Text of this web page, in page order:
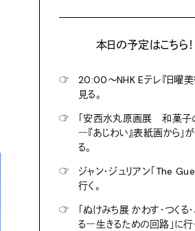
本日の予定はこちら！
☞
20:00〜NHK Eテレ『日曜美
見る。
☞
「安西水丸原画展 和菓子
―『あじわい』表紙画から」
る。
☞
ジャン・ジュリアン「The
行く。
☞
「ぬけみち展 かわす・つくる
る―生きるための回路」に行